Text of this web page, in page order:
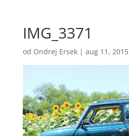
IMG_3371
od Ondrej Ersek| aug 11, 2015